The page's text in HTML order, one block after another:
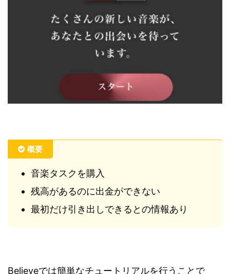
概要
音楽タスクを購入
残高があるのに出金ができない
最初だけ引き出しできるとの情報あり
Believeでは簡単なチュートリアルを行うことで